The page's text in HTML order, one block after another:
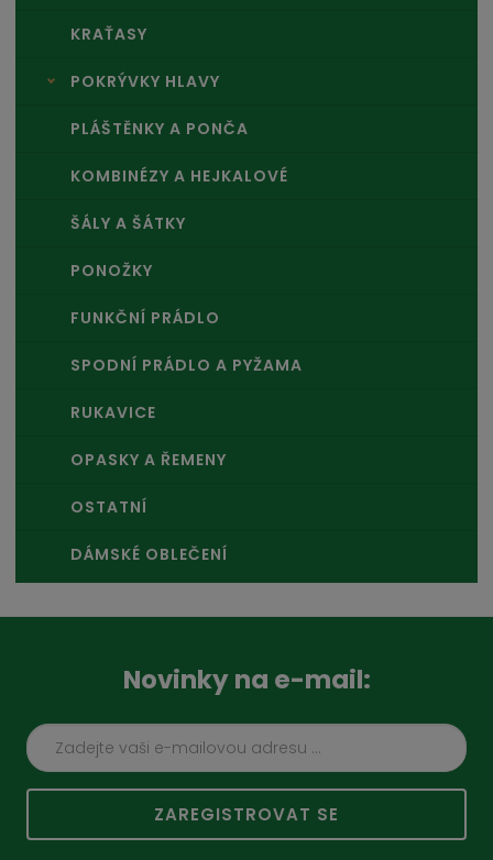
KRAŤASY
POKRÝVKY HLAVY
PLÁŠTĚNKY A PONČA
KOMBINÉZY A HEJKALOVÉ
ŠÁLY A ŠÁTKY
PONOŽKY
FUNKČNÍ PRÁDLO
SPODNÍ PRÁDLO A PYŽAMA
RUKAVICE
OPASKY A ŘEMENY
OSTATNÍ
DÁMSKÉ OBLEČENÍ
Novinky na e-mail:
ZAREGISTROVAT SE